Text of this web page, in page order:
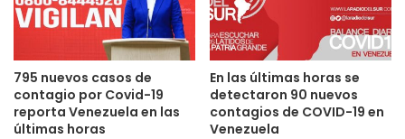
795 nuevos casos de
contagio por Covid-19
reporta Venezuela en las
últimas horas
En las últimas horas se
detectaron 90 nuevos
contagios de COVID-19 en
Venezuela